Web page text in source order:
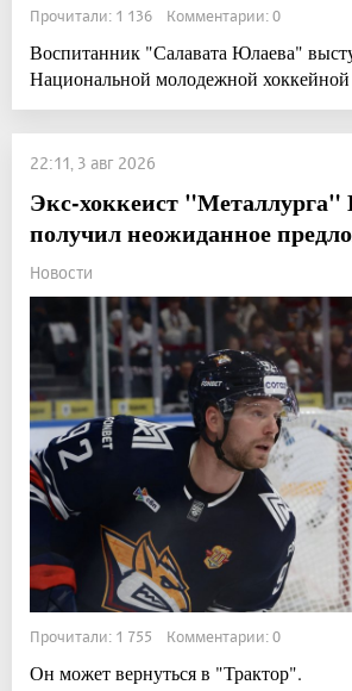
Прочитали: 1 136 Комментарии: 0
Воспитанник "Салавата Юлаева"
Национальной молодежной хоккейной
22:11, 3 авг 2026
Экс-хоккеист "Металлурга"
получил неожиданное
Новости
Прочитали: 1 755 Комментарии: 0
Он может вернуться в "Трактор".